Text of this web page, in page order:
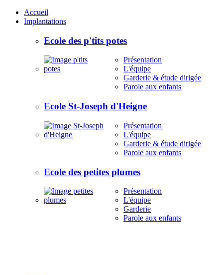
Accueil
Implantations
Ecole des p'tits potes
Présentation
L'équipe
Garderie & étude dirigée
Parole aux enfants
Ecole St-Joseph d'Heigne
Présentation
L'équipe
Garderie & étude dirigée
Parole aux enfants
Ecole des petites plumes
Présentation
L'équipe
Garderie
Parole aux enfants